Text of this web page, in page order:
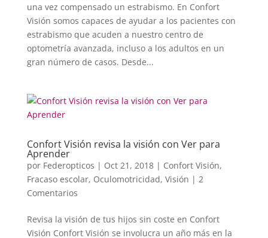
una vez compensado un estrabismo. En Confort
Visión somos capaces de ayudar a los pacientes con
estrabismo que acuden a nuestro centro de
optometría avanzada, incluso a los adultos en un
gran número de casos. Desde...
Confort Visión revisa la visión con Ver para
Aprender
por Federopticos | Oct 21, 2018| Confort Visión,
Fracaso escolar, Oculomotricidad, Visión | 2
Comentarios
Revisa la visión de tus hijos sin coste en Confort
Visión Confort Visión se involucra un año más en la